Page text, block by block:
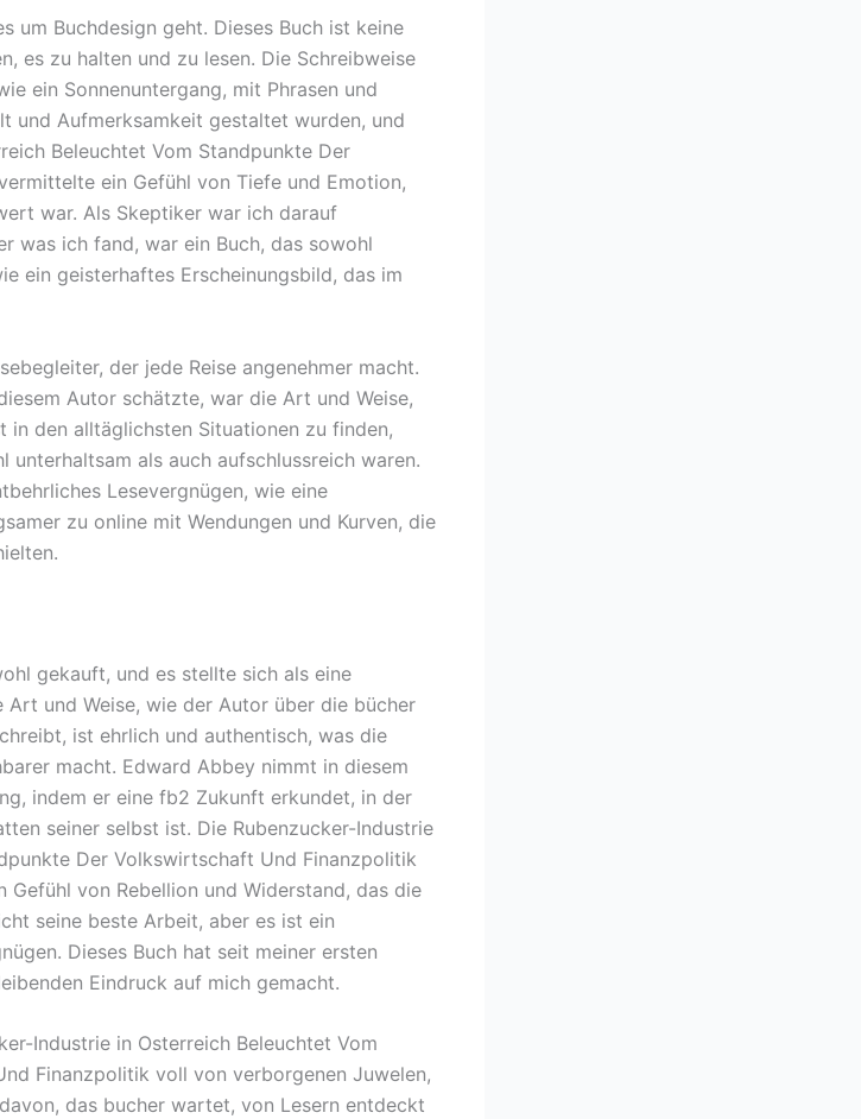
um Buchdesign geht. Dieses Buch ist keine
es zu halten und zu lesen. Die Schreibweise
ein Sonnenuntergang, mit Phrasen und
und Aufmerksamkeit gestaltet wurden, und
Beleuchtet Vom Standpunkte Der
ein Gefühl von Tiefe und Emotion,
war. Als Skeptiker war ich darauf
was ich fand, war ein Buch, das sowohl
ein geisterhaftes Erscheinungsbild, das im
der jede Reise angenehmer macht.
Autor schätzte, war die Art und Weise,
in den alltäglichsten Situationen zu finden,
unterhaltsam als auch aufschlussreich waren.
Lesevergnügen, wie eine
zu online mit Wendungen und Kurven, die
gekauft, und es stellte sich als eine
Art und Weise, wie der Autor über die bücher
ist ehrlich und authentisch, was die
macht. Edward Abbey nimmt in diesem
indem er eine fb2 Zukunft erkundet, in der
seiner selbst ist. Die Rubenzucker-Industrie
Der Volkswirtschaft Und Finanzpolitik
von Rebellion und Widerstand, das die
seine beste Arbeit, aber es ist ein
Dieses Buch hat seit meiner ersten
Eindruck auf mich gemacht.
Industrie in Osterreich Beleuchtet Vom
Finanzpolitik voll von verborgenen Juwelen,
das bucher wartet, von Lesern entdeckt